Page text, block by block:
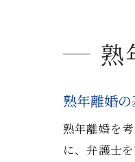
熟
熟年離婚
熟年離婚を
に、弁護士